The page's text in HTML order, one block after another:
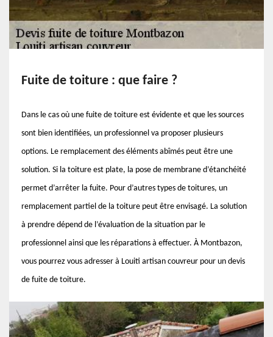
Fuite de toiture : que faire ?
Dans le cas où une fuite de toiture est évidente et que les sources
sont bien identifiées, un professionnel va proposer plusieurs
options. Le remplacement des éléments abîmés peut être une
solution. Si la toiture est plate, la pose de membrane d’étanchéité
permet d’arrêter la fuite. Pour d’autres types de toitures, un
remplacement partiel de la toiture peut être envisagé. La solution
à prendre dépend de l’évaluation de la situation par le
professionnel ainsi que les réparations à effectuer. À Montbazon,
vous pourrez vous adresser à Louiti artisan couvreur pour un devis
de fuite de toiture.